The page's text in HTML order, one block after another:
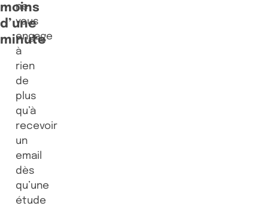
moins
d’une
minute
ne
vous
engage
à
rien
de
plus
qu’à
recevoir
un
email
dès
qu’une
étude